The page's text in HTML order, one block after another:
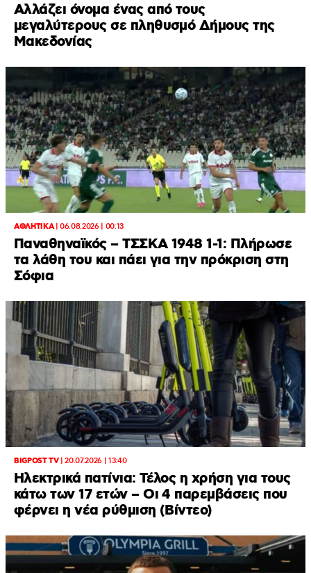
Αλλάζει όνομα ένας από τους
μεγαλύτερους σε πληθυσμό Δήμους της
Μακεδονίας
ΑΘΛΗΤΙΚΑ|06.08.2026 | 00:13
Παναθηναϊκός – ΤΣΣΚΑ 1948 1-1: Πλήρωσε
τα λάθη του και πάει για την πρόκριση στη
Σόφια
BIGPOST TV|20.07.2026 | 13:40
Ηλεκτρικά πατίνια: Τέλος η χρήση για τους
κάτω των 17 ετών – Οι 4 παρεμβάσεις που
φέρνει η νέα ρύθμιση (Βίντεο)